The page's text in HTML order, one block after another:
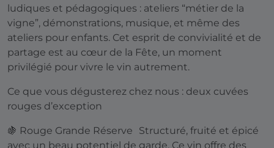
ludiques et pédagogiques : ateliers “métier de la
vigne”, démonstrations, musique, et même des
ateliers pour enfants. Cet esprit de convivialité et de
partage est au cœur de la Fête, un moment
privilégié pour vivre le vin autrement.
Ce que vous dégusterez chez nous : deux cuvées
rouges d’exception
🍇 Rouge Grande Réserve Structuré, fruité et épicé
avec un beau potentiel de garde. Ce vin offre des